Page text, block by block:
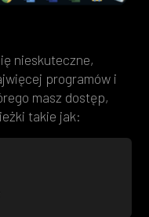
nieskuteczne,
programów i
masz dostęp,
takie jak: